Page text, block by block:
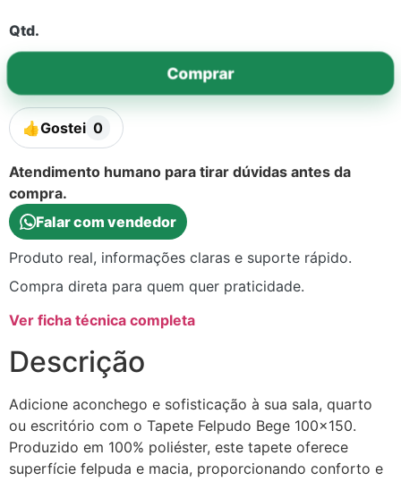
Qtd.
Comprar
👍Gostei 0
Atendimento humano para tirar dúvidas antes da
compra.
Falar com vendedor
Produto real, informações claras e suporte rápido.
Compra direta para quem quer praticidade.
Ver ficha técnica completa
Descrição
Adicione aconchego e sofisticação à sua sala, quarto
ou escritório com o Tapete Felpudo Bege 100×150.
Produzido em 100% poliéster, este tapete oferece
superfície felpuda e macia, proporcionando conforto e